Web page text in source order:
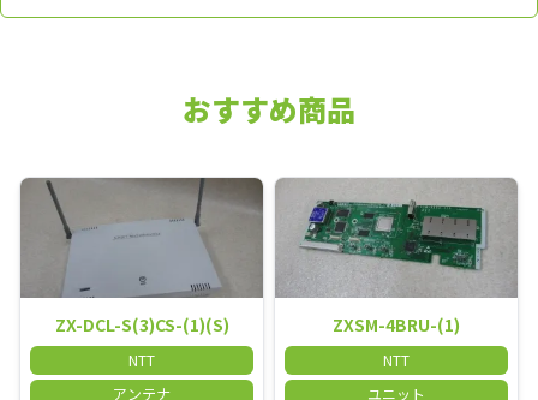
おすすめ商品
ZX-DCL-S(3)CS-(1)(S)
NTT
アンテナ
ZXSM-4BRU-(1)
NTT
ユニット